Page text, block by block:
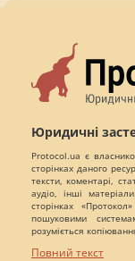
Юридичні
Protocol.ua є
сторінках даного
тексти, коментарі,
аудіо, інші
сторінках
пошуковими
розуміється
Повний текст